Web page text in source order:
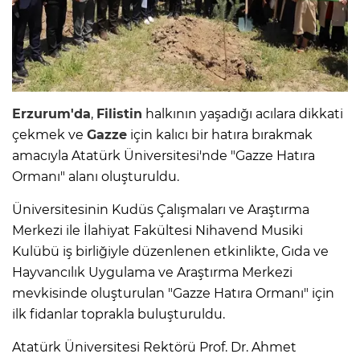
Erzurum'da, Filistin halkının yaşadığı acılara dikkati
çekmek ve Gazze için kalıcı bir hatıra bırakmak
amacıyla Atatürk Üniversitesi'nde "Gazze Hatıra
Ormanı" alanı oluşturuldu.
Üniversitesinin Kudüs Çalışmaları ve Araştırma
Merkezi ile İlahiyat Fakültesi Nihavend Musiki
Kulübü iş birliğiyle düzenlenen etkinlikte, Gıda ve
Hayvancılık Uygulama ve Araştırma Merkezi
mevkisinde oluşturulan "Gazze Hatıra Ormanı" için
ilk fidanlar toprakla buluşturuldu.
Atatürk Üniversitesi Rektörü Prof. Dr. Ahmet